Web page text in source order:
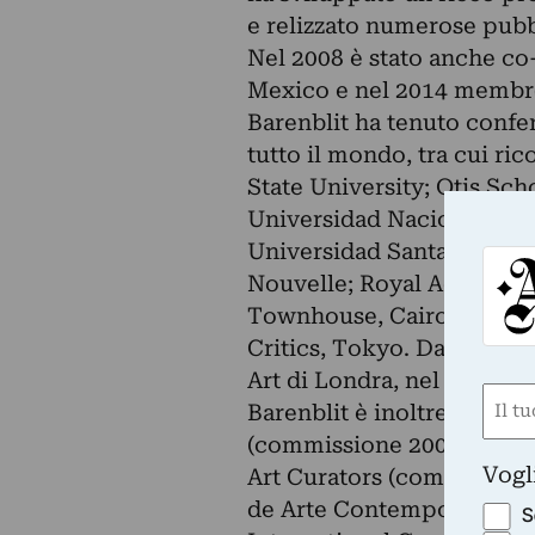
e relizzato numerose
Nel 2008 è stato anche
Mexico e nel 2014
Barenblit ha tenuto
tutto il mondo, tra cui
State University; Otis
Universidad Nacional
Universidad Santa
Nouvelle; Royal
Townhouse, Cairo;
Critics, Tokyo. Dal 2006
Art di Londra, nel
Barenblit è inoltre
(commissione 2000-
Art Curators
de Arte Contemporáneo
Nome